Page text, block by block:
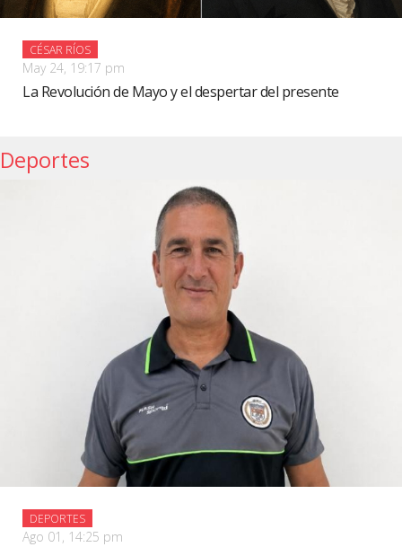
CÉSAR RÍOS
May 24, 19:17 pm
La Revolución de Mayo y el despertar del presente
Deportes
DEPORTES
Ago 01, 14:25 pm